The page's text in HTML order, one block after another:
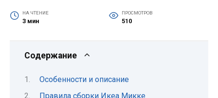
НА ЧТЕНИЕ
3 мин
ПРОСМОТРОВ
510
Содержание
Особенности и описание
Правила сборки Икеа Микке